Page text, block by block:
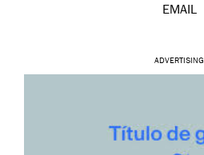
EMAIL
ADVERTISING